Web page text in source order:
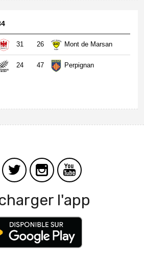
31 26 Mont de Marsan
24 47 Perpignan
l'app